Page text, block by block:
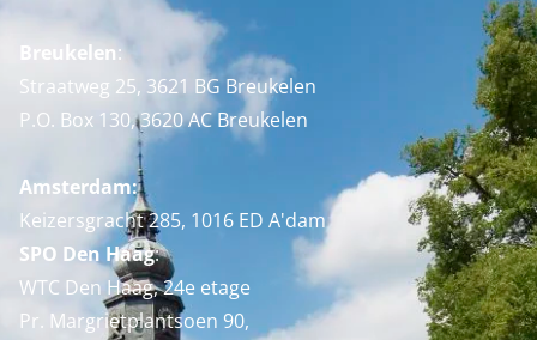
Breukelen:
Straatweg 25, 3621 BG Breukelen
P.O. Box 130, 3620 AC Breukelen
Amsterdam:
Keizersgracht 285, 1016 ED A'dam
SPO Den Haag:
WTC Den Haag, 24e etage
Pr. Margrietplantsoen 90,